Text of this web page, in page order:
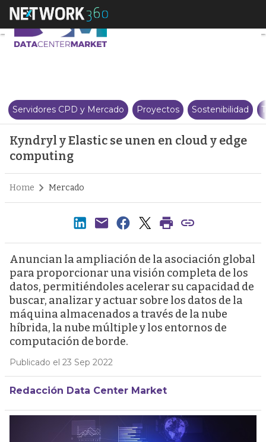
Kyndryl y Elastic se unen en
Servidores CPD y Mercado Proyectos Sostenibilidad
Kyndryl y Elastic se unen en cloud y edge
computing
Home Mercado
Anuncian la ampliación de la asociación global
para proporcionar una visión completa de los
datos, permitiéndoles acelerar su capacidad de
buscar, analizar y actuar sobre los datos de la
máquina almacenados a través de la nube
híbrida, la nube múltiple y los entornos de
computación de borde.
Publicado el 23 Sep 2022
Redacción Data Center Market